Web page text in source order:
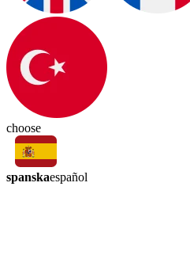
choose
spanskaespañol